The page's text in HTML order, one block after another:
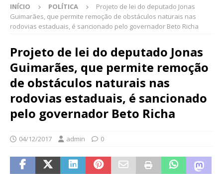
INÍCIO POLÍTICA
Projeto de lei do deputado Jonas
Guimarães, que permite remoção de obstáculos naturais nas
rodovias estaduais, é sancionado pelo governador Beto Richa
Projeto de lei do deputado Jonas
Guimarães, que permite remoção
de obstáculos naturais nas
rodovias estaduais, é sancionado
pelo governador Beto Richa
04/12/2017 admin 0